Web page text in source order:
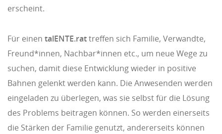
erscheint.
Für einen talENTE.rattreffen sich Familie, Verwandte,
Freund*innen, Nachbar*innen etc., um neue Wege zu
suchen, damit diese Entwicklung wieder in positive
Bahnen gelenkt werden kann. Die Anwesenden werden
eingeladen zu überlegen, was sie selbst für die Lösung
des Problems beitragen können. So werden einerseits
die Stärken der Familie genutzt, andererseits können